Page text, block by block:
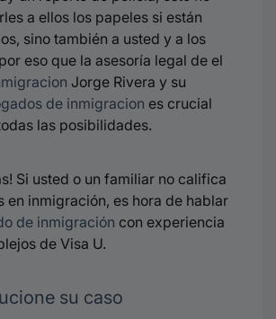
a ellos los papeles si están
sino también a usted y a los
eso que la asesoría legal de el
Jorge Rivera y su
de inmigracion es crucial
las posibilidades.
Si usted o un familiar no califica
en inmigración, es hora de hablar
de inmigración con experiencia
de Visa U.
su caso